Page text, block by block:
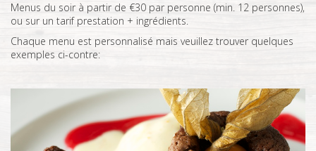
Menus du soir à partir de €30 par personne (min. 12 personnes),
ou sur un tarif prestation + ingrédients.
Chaque menu est personnalisé mais veuillez trouver quelques
exemples ci-contre: